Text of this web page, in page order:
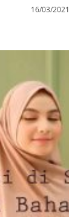
16/03/2021